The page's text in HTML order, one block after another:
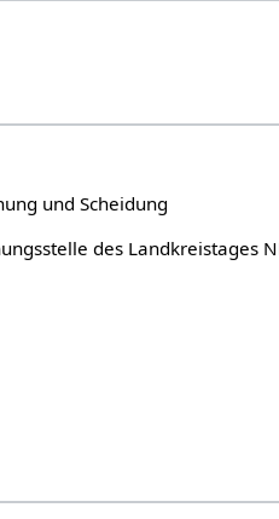
und Scheidung
des Landkreistages